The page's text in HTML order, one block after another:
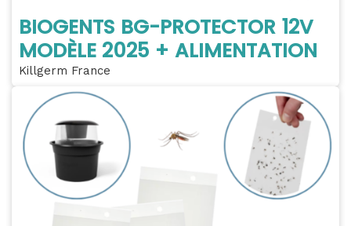
BIOGENTS BG-PROTECTOR 12V
MODÈLE 2025 + ALIMENTATION
Killgerm France